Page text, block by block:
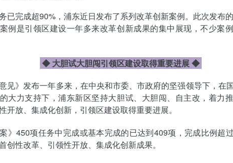
已完成超90%，浦东近日发布了系列改革创新案例。此次发布
例是引领区建设一年多来改革创新成果的集中展现，不少案
◆ 大胆试大胆闯引领区建设取得重要进展◆
意见》发布一年多来，在中央和市委、市政府的坚强领导下，在
大力支持下，浦东新区坚持大胆试、大胆闯、自主改，着力
开放、集成化创新，引领区建设取得重要进展。
案》450项任务中完成或基本完成的已达到409项，完成比例超
创性改革、引领性开放、集成化创新成果。